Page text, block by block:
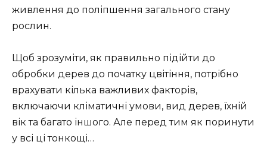
живлення до поліпшення загального стану
рослин.
Щоб зрозуміти, як правильно підійти до
обробки дерев до початку цвітіння, потрібно
врахувати кілька важливих факторів,
включаючи кліматичні умови, вид дерев, їхній
вік та багато іншого. Але перед тим як поринути
у всі ці тонкощі…